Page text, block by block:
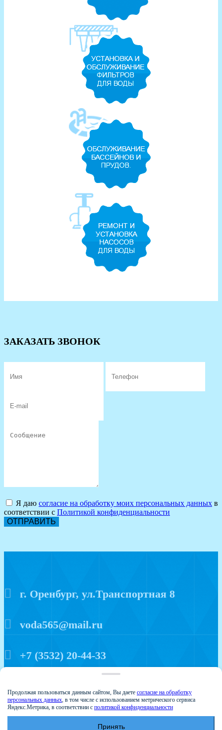
ЗАКАЗАТЬ ЗВОНОК
Я даю согласие на обработку моих персональных данных в
соответствии с Политикой конфиденциальности
ОТПРАВИТЬ
г. Оренбург, ул.Транспортная 8
voda565@mail.ru
+7 (3532) 20-44-33
Продолжая пользоваться данным сайтом, Вы даете согласие на обработку
персональных данных, в том числе с использованием метрического сервиса
Яндекс.Метрика, в соответствии с политикой конфиденциальности
Принять